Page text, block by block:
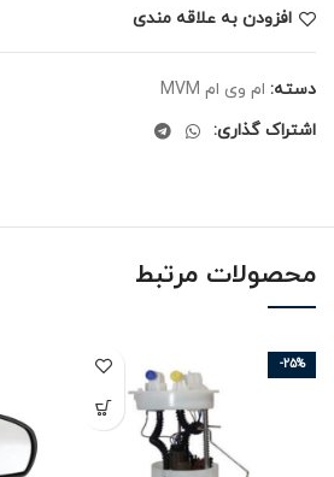
افزودن به علاقه مندی
دسته: ام وی ام MVM
اشتراک گذاری:
محصولات مرتبط
-25%